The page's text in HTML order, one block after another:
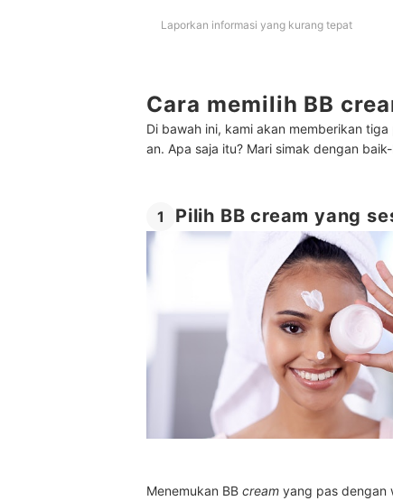
Laporkan informasi yang kurang tepat
Cara memilih BB
Di bawah ini, kami akan memberikan
an. Apa saja itu? Mari simak dengan
1 Pilih BB cream yang
Menemukan BB cream yang pas dengan